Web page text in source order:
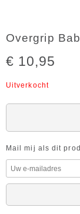
Overgrip
€ 10,95
Uitverkocht
Mail mij als dit